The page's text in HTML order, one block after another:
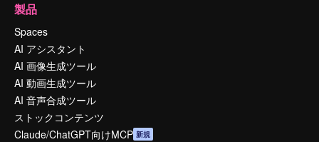
製品
Spaces
AI アシスタント
AI 画像生成ツール
AI 動画生成ツール
AI 音声合成ツール
ストックコンテンツ
Claude/ChatGPT向けMCP 新規